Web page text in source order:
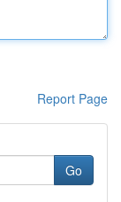
Report Page
Go